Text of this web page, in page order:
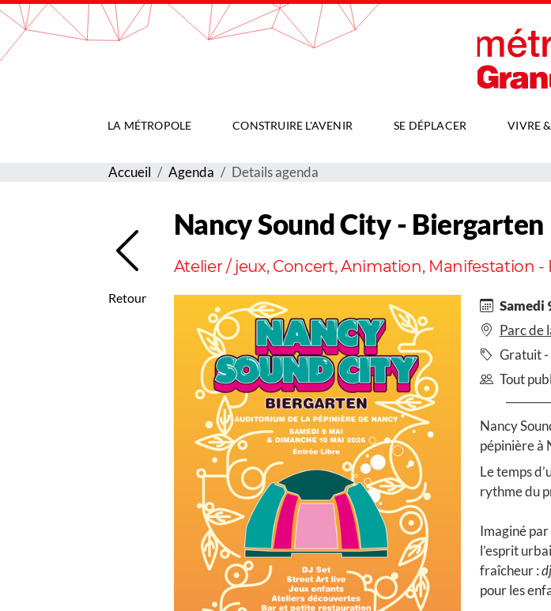
Gestion de vos préférences sur les cookies
LA MÉTROPOLE CONSTRUIRE L'AVENIR SE DÉPLACER VIVRE
Accueil Agenda Details agenda
Retour
Nancy Sound City - Biergarten
Atelier / jeux, Concert, Animation, Manifestation -
Samedi
Parc de
Gratuit -
Tout
Nancy
pépinière à
Le temps
rythme du
Imaginé
l’esprit
fraîcheur :
pour les